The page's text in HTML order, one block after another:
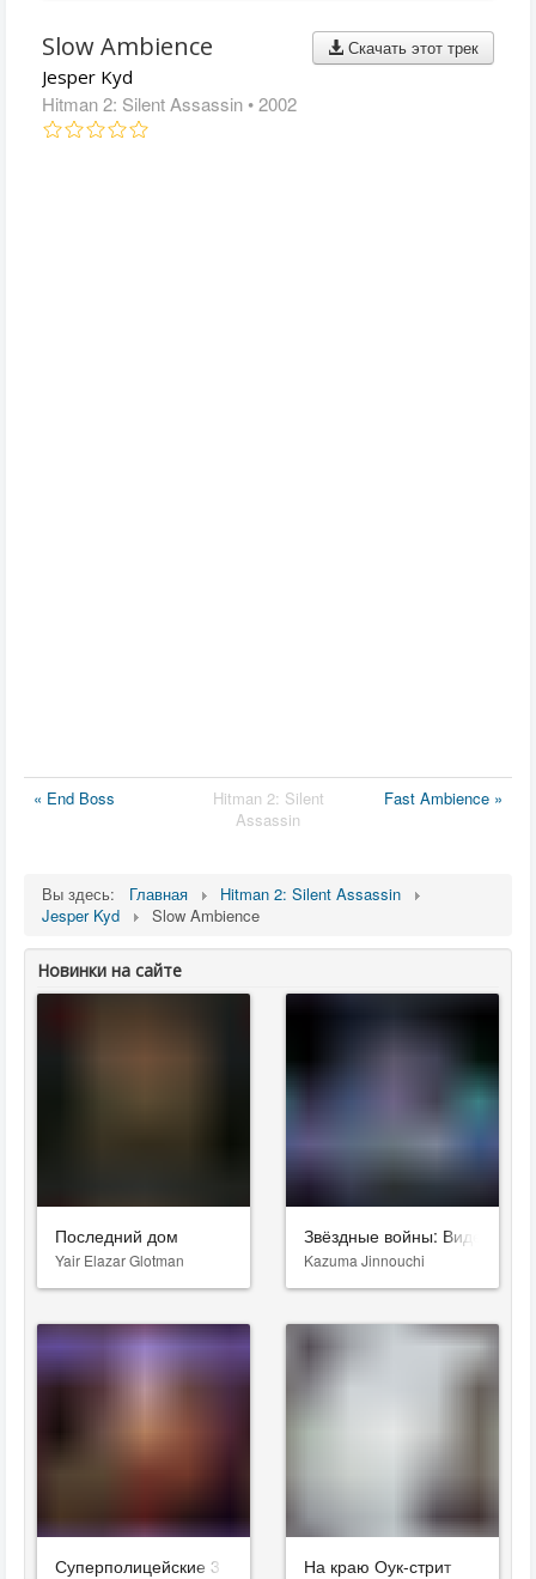
Скачать этот трек
Slow Ambience
Jesper Kyd
Hitman 2: Silent Assassin • 2002
« End Boss
Hitman 2: Silent
Assassin
Fast Ambience »
Вы здесь: Главная
Hitman 2: Silent Assassin
Jesper Kyd
Slow Ambience
Новинки на сайте
Последний дом
Yair Elazar Glotman
Звёздные войны: Видения.
Kazuma Jinnouchi
Суперполицейские 3 На краю Оук-стрит